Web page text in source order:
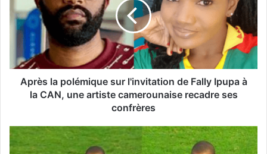
Après la polémique sur l'invitation de Fally Ipupa à
la CAN, une artiste camerounaise recadre ses
confrères